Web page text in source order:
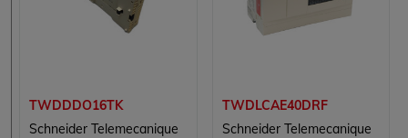
TWDDDO16TK
Schneider Telemecanique
TWDLCAE40DRF
Schneider Telemecanique